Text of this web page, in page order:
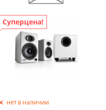
Суперцена!
нет в наличии